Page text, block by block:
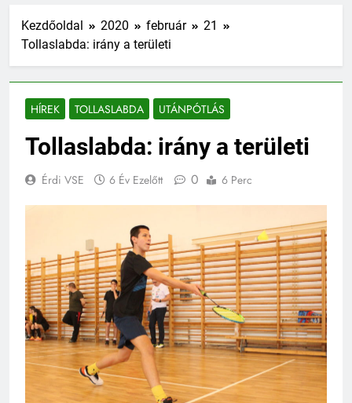
Kezdőoldal 2020 február
21
Tollaslabda: irány a területi
HÍREK TOLLASLABDA UTÁNPÓTLÁS
Tollaslabda: irány a területi
Érdi VSE 6 Év Ezelőtt 0 6 Perc